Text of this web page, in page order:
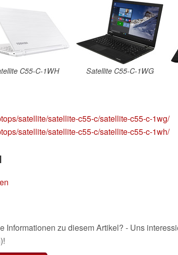
C55-C-1WH Satellite C55-C-1WG
satellite/satellite-c55-c/satellite-c55-c-1wg/
satellite/satellite-c55-c/satellite-c55-c-1wh/
Informationen zu diesem Artikel? - Uns